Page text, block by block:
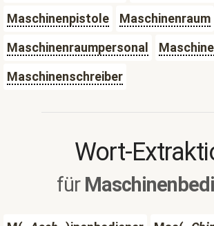
Maschinenpistole
Maschinenraum
Maschinenraumpersonal
Maschinenschreiber
Wort-
für